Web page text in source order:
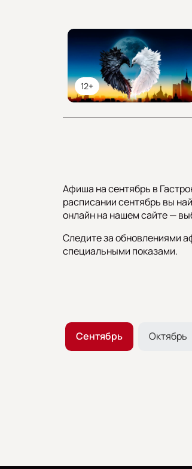
12+
Афиша на сентябрь в
расписании сентябрь вы
онлайн на нашем сайте —
Следите за обновлениями
специальными показами.
Сентябрь Октябрь